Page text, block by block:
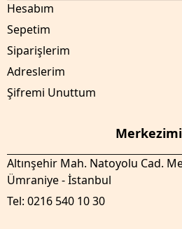
Hesabım
Sepetim
Siparişlerim
Adreslerim
Şifremi Unuttum
Altınşehir Mah. Natoyolu Cad.
Ümraniye - İstanbul
Tel: 0216 540 10 30